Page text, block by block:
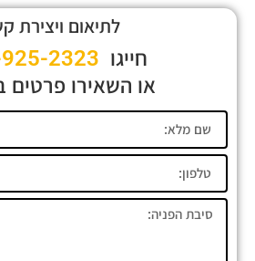
לתיאום ויצירת
חייגו 2323
או השאירו פרטים